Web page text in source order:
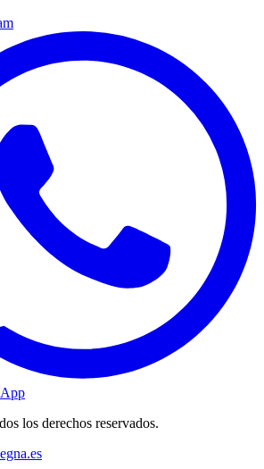
los derechos reservados.